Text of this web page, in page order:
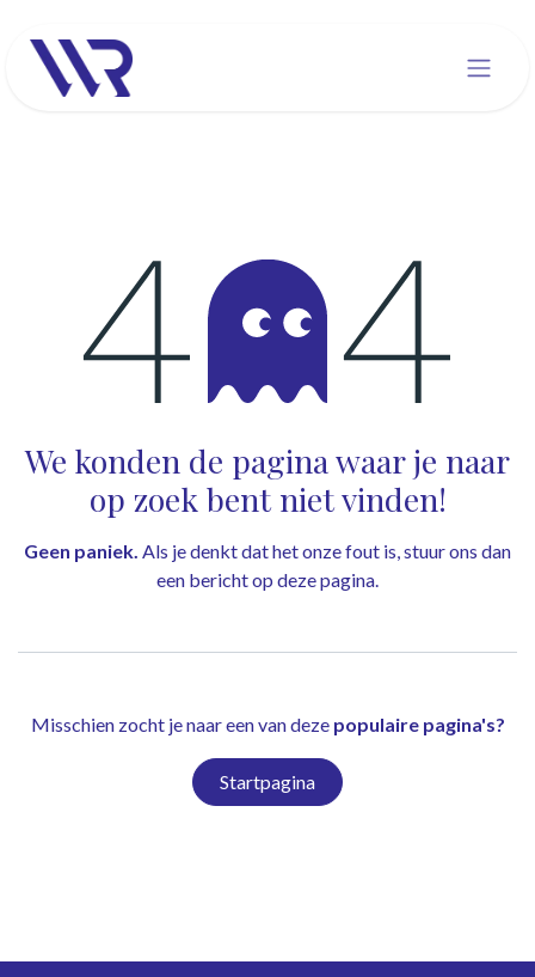
Fout 404
We konden de pagina waar je naar
op zoek bent niet vinden!
Geen paniek. Als je denkt dat het onze fout is, stuur ons dan
een bericht op deze pagina.
Misschien zocht je naar een van deze populaire pagina's?
Startpagina